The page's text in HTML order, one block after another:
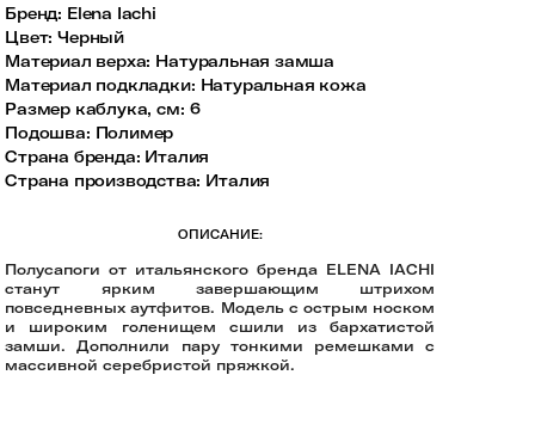
Бренд: Elena Iachi
Цвет: Черный
Материал верха: Натуральная замша
Материал подкладки: Натуральная кожа
Размер каблука, см: 6
Подошва: Полимер
Страна бренда: Италия
Страна производства: Италия
ОПИСАНИЕ:
Полусапоги от итальянского бренда ELENA IACHI
станут ярким завершающим штрихом
повседневных аутфитов. Модель с острым носком
и широким голенищем сшили из бархатистой
замши. Дополнили пару тонкими ремешками с
массивной серебристой пряжкой.